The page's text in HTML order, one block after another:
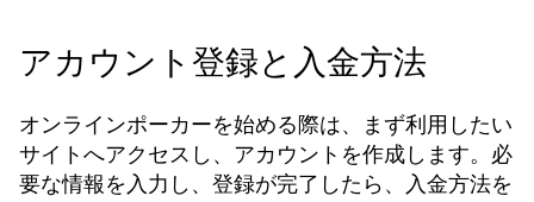
アカウント登録と入金方法
オンラインポーカーを始める際は、まず利用したい
サイトへアクセスし、アカウントを作成します。必
要な情報を入力し、登録が完了したら、入金方法を